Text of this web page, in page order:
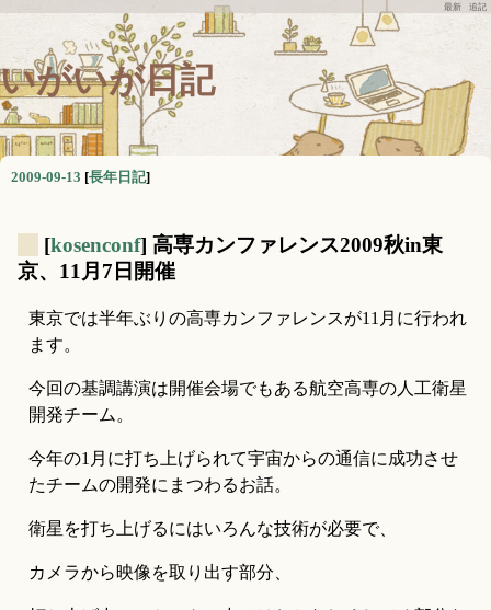
最新 追記
いがいが日記
2009-09-13 [長年日記]
[kosenconf] 高専カンファレンス2009秋in東
京、11月7日開催
東京では半年ぶりの高専カンファレンスが11月に行われ
ます。
今回の基調講演は開催会場でもある航空高専の人工衛星
開発チーム。
今年の1月に打ち上げられて宇宙からの通信に成功させ
たチームの開発にまつわるお話。
衛星を打ち上げるにはいろんな技術が必要で、
カメラから映像を取り出す部分、